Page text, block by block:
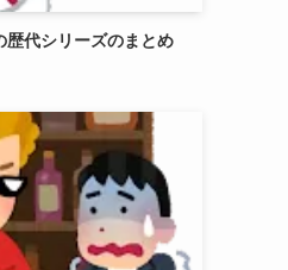
歴代シリーズのまとめ